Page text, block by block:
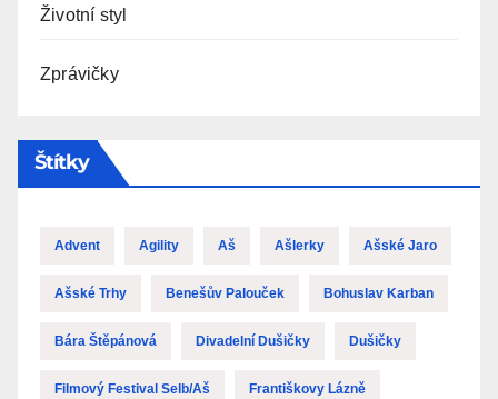
Životní styl
Zprávičky
Štítky
Advent Agility Aš Ašlerky Ašské Jaro
Ašské Trhy Benešův Palouček Bohuslav Karban
Bára Štěpánová Divadelní Dušičky Dušičky
Filmový Festival Selb/Aš Františkovy Lázně